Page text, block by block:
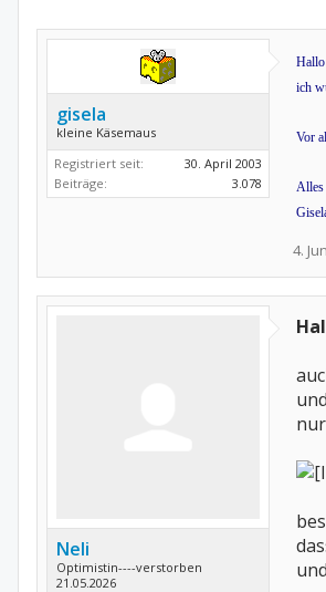
gisela
kleine Käsemaus
Registriert seit:
30. April 2003
Beiträge:
3.078
ich
Vor
Alles
4.
Neli
Optimistin----verstorben
21.05.2026